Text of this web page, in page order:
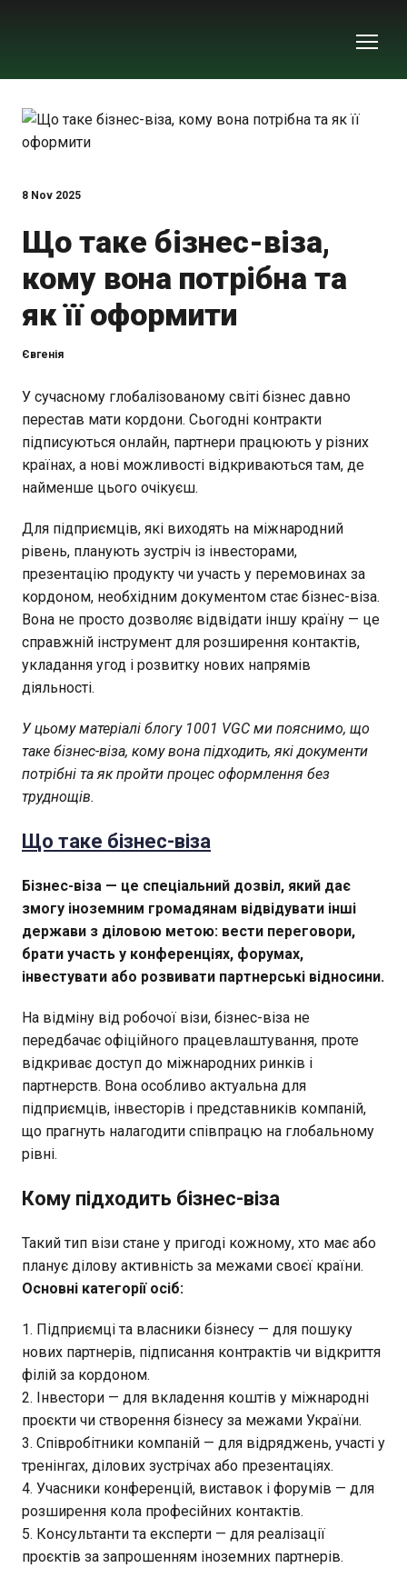
8 Nov 2025
Що таке бізнес-віза,
кому вона потрібна та
як її оформити
Євгенія
У сучасному глобалізованому світі бізнес давно
перестав мати кордони. Сьогодні контракти
підписуються онлайн, партнери працюють у різних
країнах, а нові можливості відкриваються там, де
найменше цього очікуєш.
Для підприємців, які виходять на міжнародний
рівень, планують зустріч із інвесторами,
презентацію продукту чи участь у перемовинах за
кордоном, необхідним документом стає бізнес-віза.
Вона не просто дозволяє відвідати іншу країну — це
справжній інструмент для розширення контактів,
укладання угод і розвитку нових напрямів
діяльності.
У цьому матеріалі блогу 1001 VGC ми пояснимо, що
таке бізнес-віза, кому вона підходить, які документи
потрібні та як пройти процес оформлення без
труднощів.
Що таке бізнес-віза
Бізнес-віза — це спеціальний дозвіл, який дає
змогу іноземним громадянам відвідувати інші
держави з діловою метою: вести переговори,
брати участь у конференціях, форумах,
інвестувати або розвивати партнерські відносини.
На відміну від робочої візи, бізнес-віза не
передбачає офіційного працевлаштування, проте
відкриває доступ до міжнародних ринків і
партнерств. Вона особливо актуальна для
підприємців, інвесторів і представників компаній,
що прагнуть налагодити співпрацю на глобальному
рівні.
Кому підходить бізнес-віза
Такий тип візи стане у пригоді кожному, хто має або
планує ділову активність за межами своєї країни.
Основні категорії осіб:
Підприємці та власники бізнесу — для пошуку
нових партнерів, підписання контрактів чи відкриття
філій за кордоном.
Інвестори — для вкладення коштів у міжнародні
проєкти чи створення бізнесу за межами України.
Співробітники компаній — для відряджень, участі у
тренінгах, ділових зустрічах або презентаціях.
Учасники конференцій, виставок і форумів — для
розширення кола професійних контактів.
Консультанти та експерти — для реалізації
проєктів за запрошенням іноземних партнерів.